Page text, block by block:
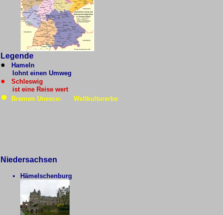
Legende
●
Hameln
lohnt einen Umweg
●
Schleswig
ist eine Reise wert
● Bremen Unesco- Weltkulturerbe
Niedersachsen
Hämelschenburg